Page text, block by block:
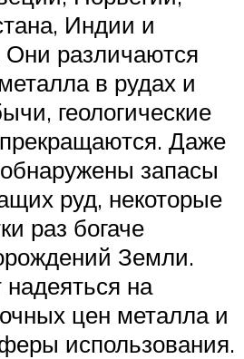
Индии и
различаются
в рудах и
геологические
Даже
запасы
руд, некоторые
раз богаче
Земли.
на
цен металла и
использования.